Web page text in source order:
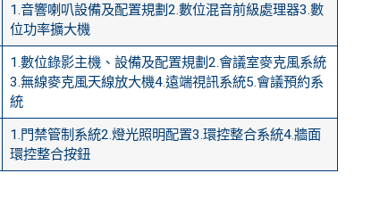
​1.音響喇叭設備及配置規劃2.數位混音前級處理器3.數
位功率擴大機
1.數位錄影主機、設備及配置規劃2.會議室麥克風系統
3.無線麥克風天線放大機4.遠端視訊系統5.會議預約系
統
1.門禁管制系統2.燈光照明配置3.環控整合系統4.牆面
環控整合按鈕